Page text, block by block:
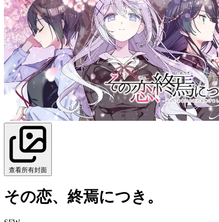
查看所有封面
その恋、終焉につき。